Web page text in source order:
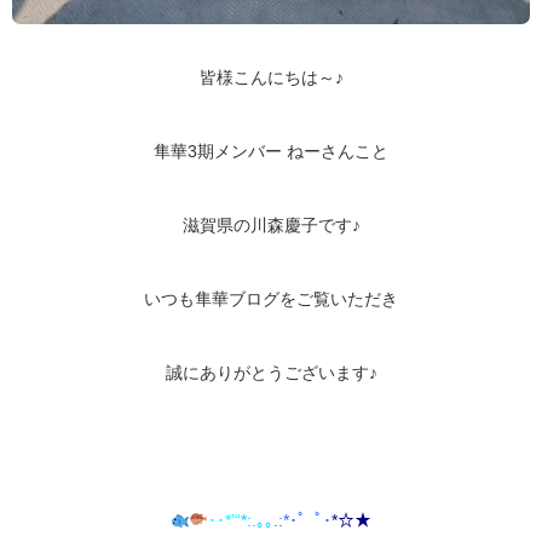
皆様こんにちは～♪
隼華3期メンバー ねーさんこと
滋賀県の川森慶子です♪
いつも隼華ブログをご覧いただき
誠にありがとうございます♪
･･*’“*:.｡｡ .:*･゜ﾟ･*☆★